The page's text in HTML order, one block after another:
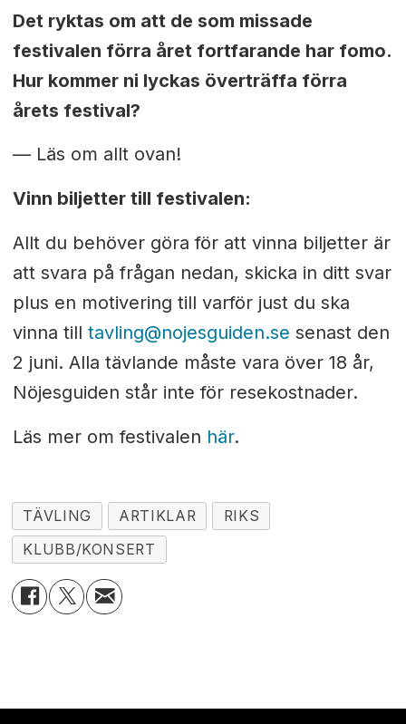
Det ryktas om att de som missade
festivalen förra året fortfarande har fomo.
Hur kommer ni lyckas överträffa förra
årets festival?
— Läs om allt ovan!
Vinn biljetter till festivalen:
Allt du behöver göra för att vinna biljetter är
att svara på frågan nedan, skicka in ditt svar
plus en motivering till varför just du ska
vinna till tavling@nojesguiden.se senast den
2 juni. Alla tävlande måste vara över 18 år,
Nöjesguiden står inte för resekostnader.
Läs mer om festivalen här.
TÄVLING ARTIKLAR
RIKS
KLUBB/KONSERT